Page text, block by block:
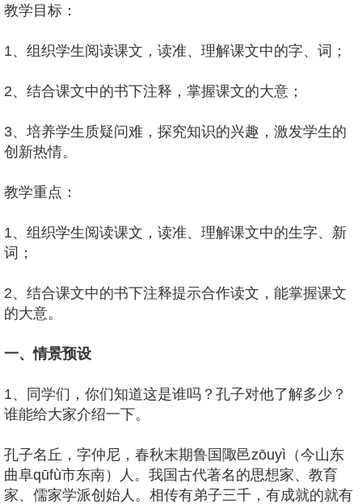
教学目标：
1、组织学生阅读课文，读准、理解课文中的字、词；
2、结合课文中的书下注释，掌握课文的大意；
3、培养学生质疑问难，探究知识的兴趣，激发学生的
创新热情。
教学重点：
1、组织学生阅读课文，读准、理解课文中的生字、新
词；
2、结合课文中的书下注释提示合作读文，能掌握课文
的大意。
一、情景预设
1、同学们，你们知道这是谁吗？孔子对他了解多少？
谁能给大家介绍一下。
孔子名丘，字仲尼，春秋末期鲁国陬邑zōuyì（今山东
曲阜qūfù市东南）人。我国古代著名的思想家、教育
家、儒家学派创始人。相传有弟子三千，有成就的就有